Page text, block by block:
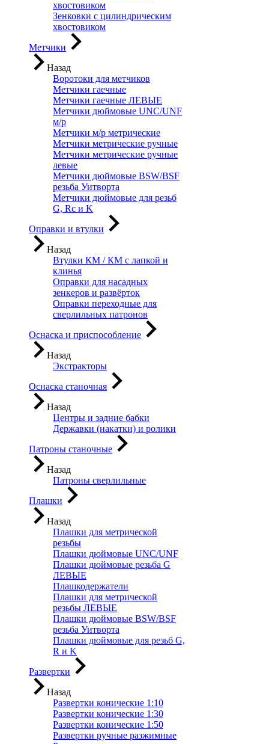
хвостовиком
Зенковки с цилиндрическим
хвостовиком
Метчики
Назад
Воротоки для метчиков
Метчики гаечные
Метчики гаечные ЛЕВЫЕ
Метчики дюймовые UNC/UNF
м/р
Метчики м/р метрические
Метчики метрические ручные
Метчики метрические ручные
левые
Метчики дюймовые BSW/BSF
резьба Уитворта
Метчики дюймовые для резьб
G, Rc и K
Оправки и втулки
Назад
Втулки КМ / КМ с лапкой и
клинья
Оправки для насадных
зенкеров и развёрток
Оправки переходные для
сверлильных патронов
Оснаска и приспособление
Назад
Экстракторы
Оснаска станочная
Назад
Центры и задние бабки
Державки (накатки) и ролики
Патроны станочные
Назад
Патроны сверлильные
Плашки
Назад
Плашки для метрической
резьбы
Плашки дюймовые UNC/UNF
Плашки дюймовые резьба G
ЛЕВЫЕ
Плашкодержатели
Плашки для метрической
резьбы ЛЕВЫЕ
Плашки дюймовые BSW/BSF
резьба Уитворта
Плашки дюймовые для резьб G,
R и K
Развертки
Назад
Развертки конические 1:10
Развертки конические 1:30
Развертки конические 1:50
Развертки ручные разжимные